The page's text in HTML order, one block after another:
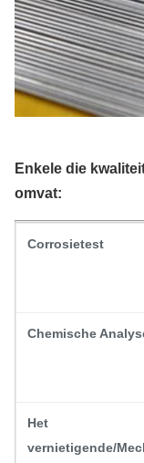
Enkele die
omvat:
Corrosietest
Chemische
Het
vernietigende/